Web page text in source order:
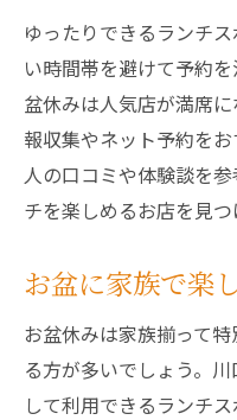
ゆったりできるランチ
い時間帯を避けて予約
盆休みは人気店が満席
報収集やネット予約を
人の口コミや体験談を
チを楽しめるお店を見つ
お盆に家族で楽
お盆休みは家族揃って
る方が多いでしょう。
して利用できるランチ